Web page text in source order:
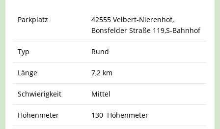
Parkplatz
42555 Velbert-Nierenhof,
Bonsfelder Straße 119,S-Bahnhof
Typ Rund
Länge 7,2 km
Schwierigkeit Mittel
Höhenmeter 130 Höhenmeter